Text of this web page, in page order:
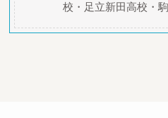
校・足立新田高校・